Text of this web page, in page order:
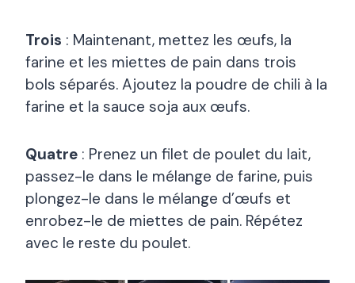
Trois : Maintenant, mettez les œufs, la
farine et les miettes de pain dans trois
bols séparés. Ajoutez la poudre de chili à la
farine et la sauce soja aux œufs.
Quatre : Prenez un filet de poulet du lait,
passez-le dans le mélange de farine, puis
plongez-le dans le mélange d’œufs et
enrobez-le de miettes de pain. Répétez
avec le reste du poulet.